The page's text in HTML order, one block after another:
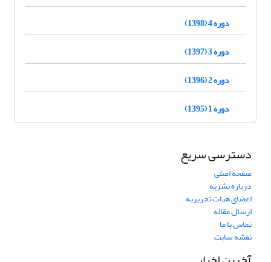
دوره 4 (1398)
دوره 3 (1397)
دوره 2 (1396)
دوره 1 (1395)
دسترسی سریع
صفحه اصلی
درباره نشریه
اعضای هیات تحریریه
ارسال مقاله
تماس با ما
نقشه سایت